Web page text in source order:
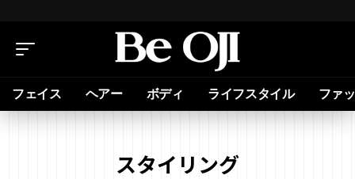
フェイス ヘアー ボディ ライフスタイル ファ
スタイリング